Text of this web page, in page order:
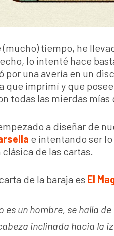
(mucho) tiempo, he
lo intenté hace
por una avería en un
que imprimí y que
todas las mierdas mías
a diseñar de
e intentando ser
de las cartas.
de la baraja es El
es un hombre, se halla
inclinada hacia la